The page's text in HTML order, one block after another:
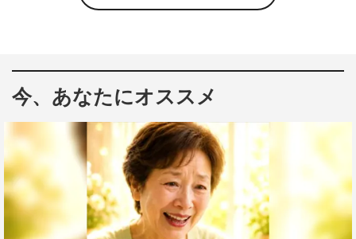
今、あなたにオススメ